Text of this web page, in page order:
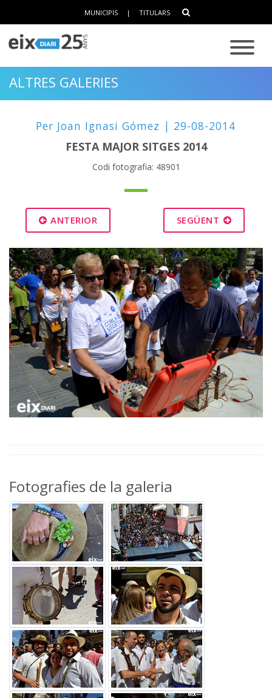
MUNICIPIS | TITULARS
ALTRES GALERIES
Per Joan Ignasi Gómez | 29-08-2014
FESTA MAJOR SITGES 2014
Codi fotografia: 48901
ANTERIOR SEGÜENT
Fotografies de la galeria